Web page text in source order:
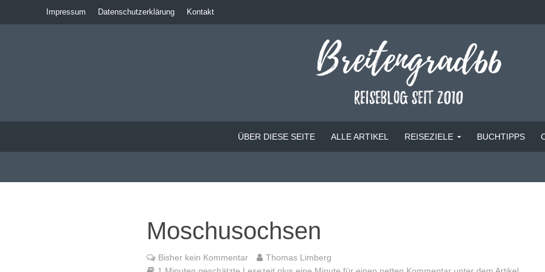
Impressum Datenschutzerklärung Kontakt
ÜBER DIESE SEITE ALLE ARTIKEL REISEZIELE BUCHTIPPS
Moschusochsen
Bisher kein Kommentar
Thomas Limberg